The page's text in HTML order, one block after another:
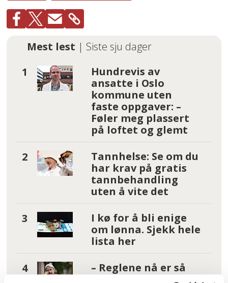
Mest lest | Siste sju dager
Hundrevis av
ansatte i Oslo
kommune uten
faste oppgaver: –
Føler meg plassert
på loftet og glemt
Tannhelse: Se om du
har krav på gratis
tannbehandling
uten å vite det
I kø for å bli enige
om lønna. Sjekk hele
lista her
– Reglene nå er så